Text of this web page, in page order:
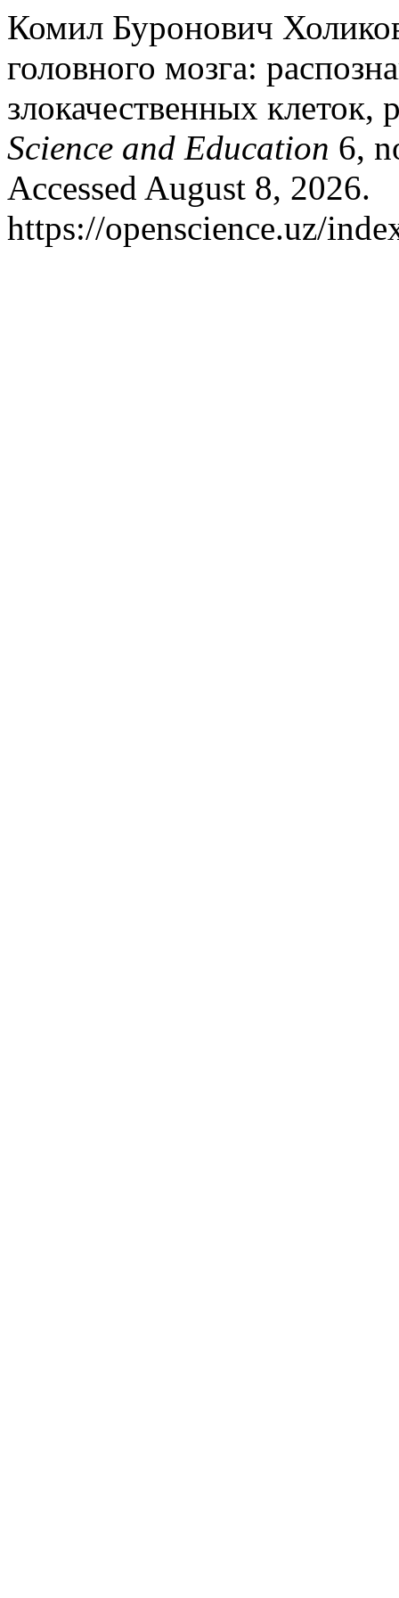
Комил Буронович
головного мозга:
злокачественных клеток,
Science and Education 6,
Accessed August 8, 2026.
https://openscience.uz/